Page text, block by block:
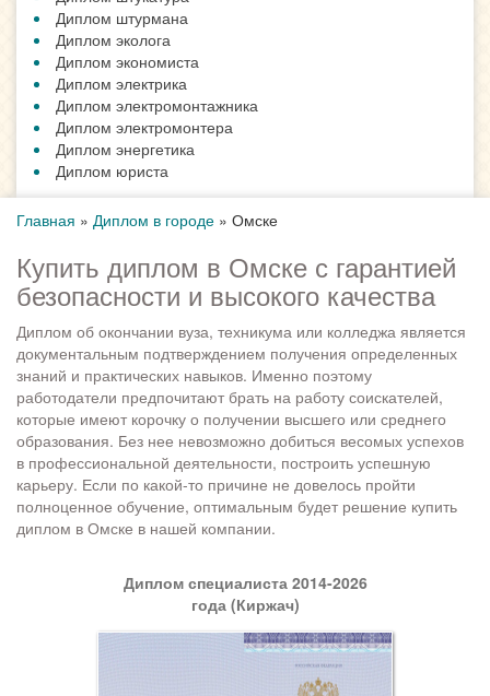
Диплом штурмана
Диплом эколога
Диплом экономиста
Диплом электрика
Диплом электромонтажника
Диплом электромонтера
Диплом энергетика
Диплом юриста
Главная » Диплом в городе » Омске
Купить диплом в Омске с гарантией
безопасности и высокого качества
Диплом об окончании вуза, техникума или колледжа является
документальным подтверждением получения определенных
знаний и практических навыков. Именно поэтому
работодатели предпочитают брать на работу соискателей,
которые имеют корочку о получении высшего или среднего
образования. Без нее невозможно добиться весомых успехов
в профессиональной деятельности, построить успешную
карьеру. Если по какой-то причине не довелось пройти
полноценное обучение, оптимальным будет решение купить
диплом в Омске в нашей компании.
Диплом специалиста 2014-2026
года (Киржач)